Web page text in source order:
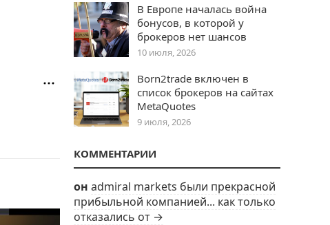
В Европе началась война
бонусов, в которой у
брокеров нет шансов
10 июля, 2026
Born2trade включен в
список брокеров на сайтах
MetaQuotes
9 июля, 2026
КОММЕНТАРИИ
он admiral markets были прекрасной
прибыльной компанией... как только
отказались от →